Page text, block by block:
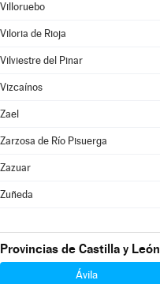
Villoruebo
Viloria de Rioja
Vilviestre del Pinar
Vizcaínos
Zael
Zarzosa de Río Pisuerga
Zazuar
Zuñeda
Provincias de Castilla y León
Ávila